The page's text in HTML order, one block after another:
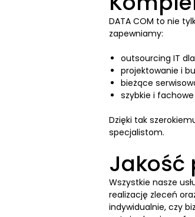
DATA COM to nie
zapewniamy:
outsourcing IT
projektowanie i
bieżące
szybkie i
Dzięki tak
specjalistom.
Jakość
Wszystkie nasze
realizację zleceń
indywidualnie, czy